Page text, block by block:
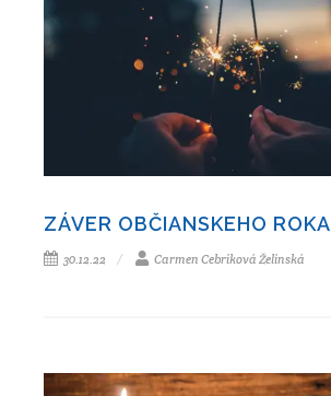
ZÁVER OBČIANSKEHO ROKA
30.12.22 Carmen Cebriková Želinská